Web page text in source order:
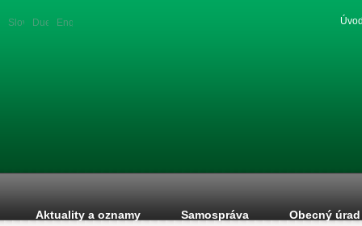
SlovenskáDuetsche
English
Aktuality a oznamy Samospráva Obecný úrad